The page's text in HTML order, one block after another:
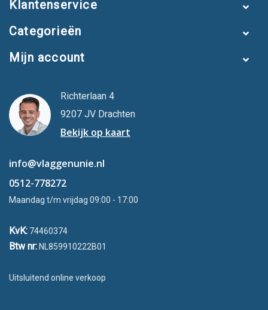
Klantenservice
Categorieën
Mijn account
Richterlaan 4
9207 JV Drachten
Bekijk op kaart
info@vlaggenunie.nl
0512-778272
Maandag t/m vrijdag 09:00 - 17:00
KvK: 74460374
Btw nr: NL859910222B01
Uitsluitend online verkoop